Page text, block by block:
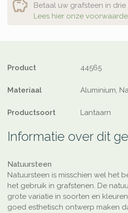
Betaal uw grafsteen in drie
Lees hier onze
Product 44565
Materiaal Aluminium,
Productsoort Lantaarn
Informatie over dit
Natuursteen
Natuursteen is misschien wel het
het gebruik in grafstenen. De
grote variatie in soorten en
goed esthetisch ontwerp maken